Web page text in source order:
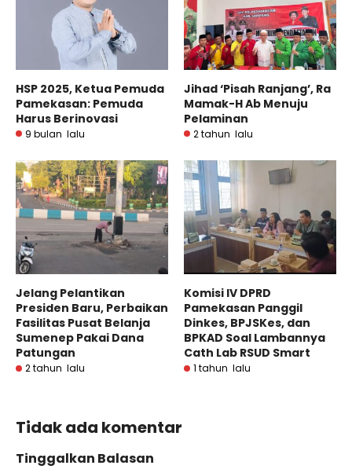
HSP 2025, Ketua Pemuda
Pamekasan: Pemuda
Harus Berinovasi
9 bulan lalu
Jihad ‘Pisah Ranjang’, Ra
Mamak-H Ab Menuju
Pelaminan
2 tahun lalu
Jelang Pelantikan
Presiden Baru, Perbaikan
Fasilitas Pusat Belanja
Sumenep Pakai Dana
Patungan
2 tahun lalu
Komisi IV DPRD
Pamekasan Panggil
Dinkes, BPJSKes, dan
BPKAD Soal Lambannya
Cath Lab RSUD Smart
1 tahun lalu
Tidak ada komentar
Tinggalkan Balasan